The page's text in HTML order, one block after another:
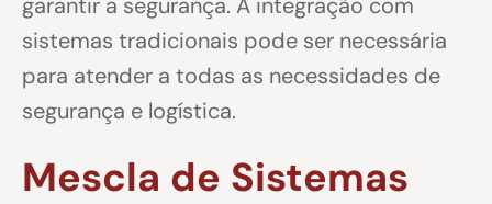
sistemas tradicionais pode ser necessária
para atender a todas as necessidades de
segurança e logística.
Mescla de Sistemas